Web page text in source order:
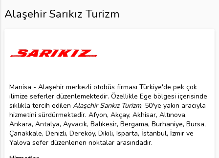
Alaşehir Sarıkız Turizm
Manisa - Alaşehir merkezli otobüs firması Türkiye'de pek çok
ilimize seferler düzenlemektedir. Özellikle Ege bölgesi içerisinde
sıklıkla tercih edilen Alaşehir Sarıkız Turizm, 50'ye yakın aracıyla
hizmetini sürdürmektedir. Afyon, Akçay, Akhisar, Altınova,
Ankara, Antalya, Ayvacık, Balıkesir, Bergama, Burhaniye, Bursa,
Çanakkale, Denizli, Dereköy, Dikili, Isparta, İstanbul, İzmir ve
Yalova sefer düzenlenen noktalar arasındadır.